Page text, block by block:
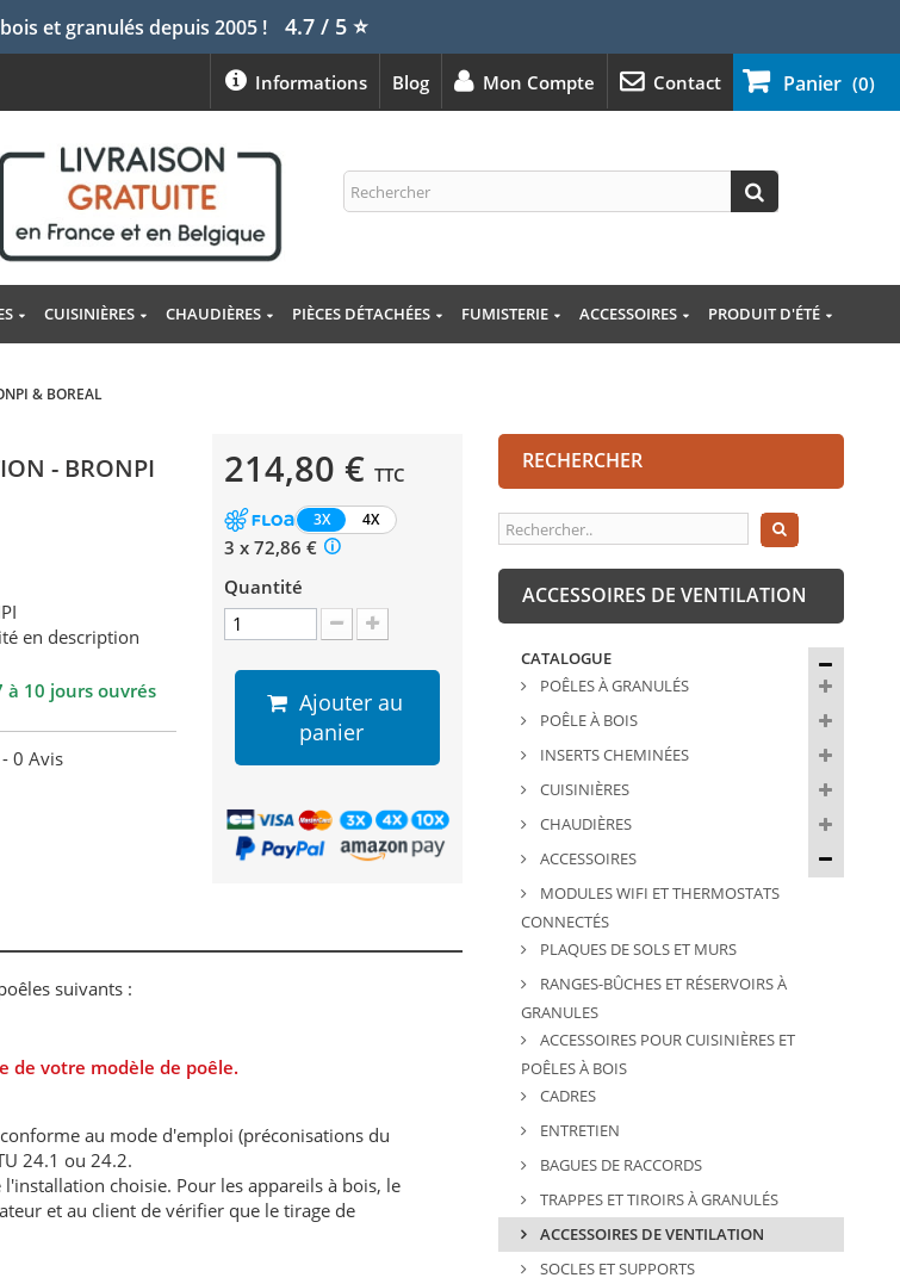
et granulés depuis 2005 ! 4.7 / 5⭐
Panier (0)
Contact
Mon Compte
Blog
Informations
CUISINIÈRES CHAUDIÈRES PIÈCES DÉTACHÉES FUMISTERIE ACCESSOIRES PRODUIT D'ÉTÉ
& BOREAL
- BRONPI
en description
à 10 jours ouvrés
- 0 Avis
214,80 € TTC
3X 4X
3 x 72,86 €
Quantité
Ajouter au
panier
suivants :
de votre modèle de poêle.
au mode d'emploi (préconisations du
24.1 ou 24.2.
choisie. Pour les appareils à bois, le
et au client de vérifier que le tirage de
RECHERCHER
ACCESSOIRES DE VENTILATION
CATALOGUE
POÊLES À GRANULÉS
POÊLE À BOIS
INSERTS CHEMINÉES
CUISINIÈRES
CHAUDIÈRES
ACCESSOIRES
MODULES WIFI ET THERMOSTATS
CONNECTÉS
PLAQUES DE SOLS ET MURS
RANGES-BÛCHES ET RÉSERVOIRS À
GRANULES
ACCESSOIRES POUR CUISINIÈRES ET
POÊLES À BOIS
CADRES
ENTRETIEN
BAGUES DE RACCORDS
TRAPPES ET TIROIRS À GRANULÉS
ACCESSOIRES DE VENTILATION
SOCLES ET SUPPORTS